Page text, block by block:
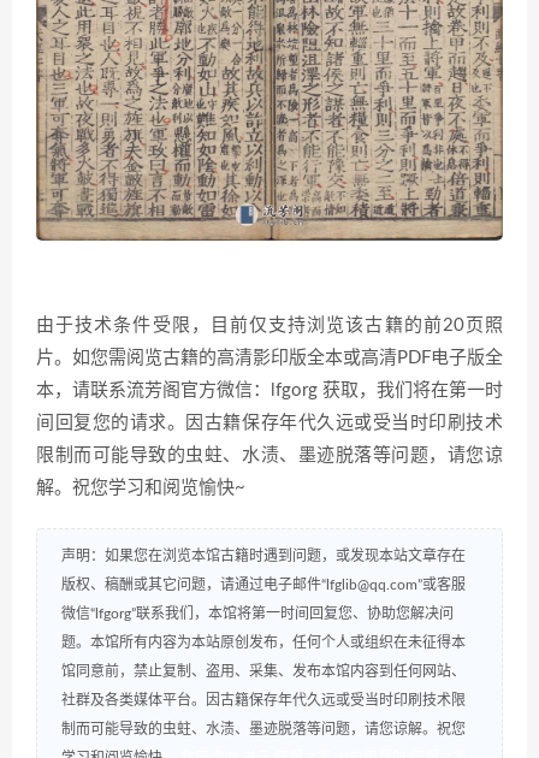
由于技术条件受限，目前仅支持浏览该古籍的前20页照
片。如您需阅览古籍的高清影印版全本或高清PDF电子版全
本，请联系流芳阁官方微信：lfgorg 获取，我们将在第一时
间回复您的请求。因古籍保存年代久远或受当时印刷技术
限制而可能导致的虫蛀、水渍、墨迹脱落等问题，请您谅
解。祝您学习和阅览愉快~
声明：如果您在浏览本馆古籍时遇到问题，或发现本站文章存在
版权、稿酬或其它问题，请通过电子邮件“lfglib@qq.com”或客服
微信“lfgorg”联系我们，本馆将第一时间回复您、协助您解决问
题。本馆所有内容为本站原创发布，任何个人或组织在未征得本
馆同意前，禁止复制、盗用、采集、发布本馆内容到任何网站、
社群及各类媒体平台。因古籍保存年代久远或受当时印刷技术限
制而可能导致的虫蛀、水渍、墨迹脱落等问题，请您谅解。祝您